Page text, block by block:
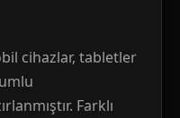
cihazlar, tabletler
Farklı